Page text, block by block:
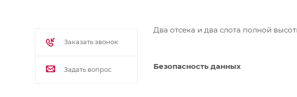
Два отсека и два слота полной
Безопасность данных
Заказать звонок
Задать вопрос